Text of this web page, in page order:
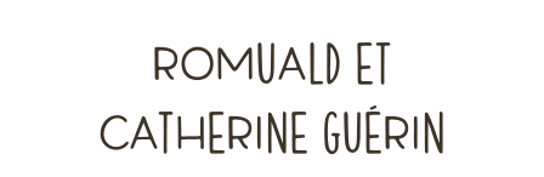
ROMUALD ET
CATHERINE GUÉRIN